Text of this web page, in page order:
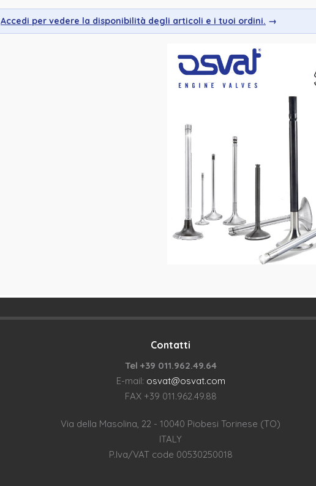
Accedi per vedere la disponibilità degli articoli e i tuoi ordini. →
Contatti
Tel +39 011.962.49.64
E-mail: osvat@osvat.com
FAX +39 011.962.49.88
Via della Masolina, 22 - 10040 Piobesi Torinese (TO)
ITALY
P.Iva/VAT code 00530250018